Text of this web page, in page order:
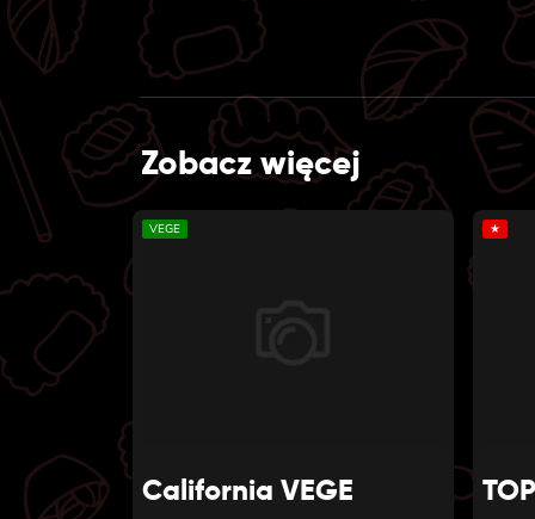
Zobacz więcej
VEGE
California VEGE
★